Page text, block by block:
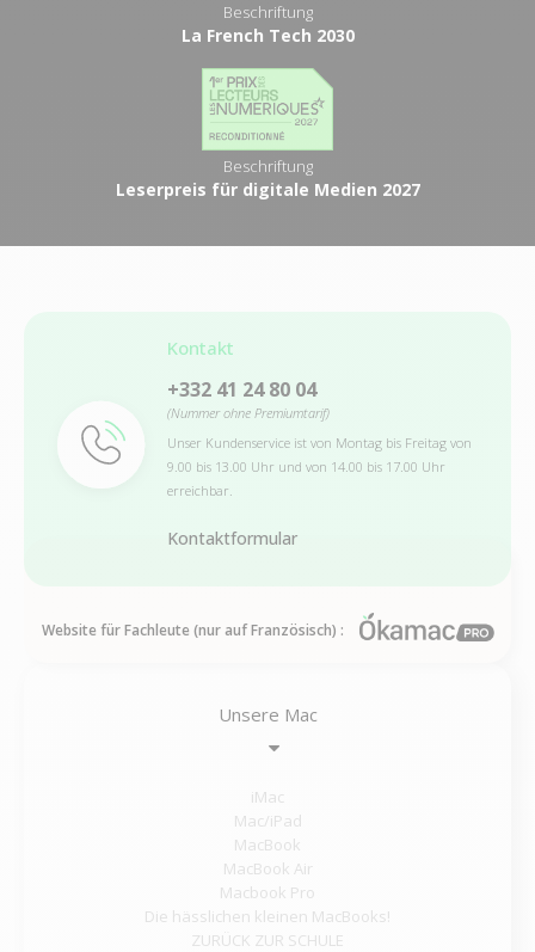
Beschriftung
La French Tech 2030
Beschriftung
Leserpreis für digitale Medien 2027
Kontakt
+332 41 24 80 04
(Nummer ohne Premiumtarif)
Unser Kundenservice ist von Montag bis Freitag von
9.00 bis 13.00 Uhr und von 14.00 bis 17.00 Uhr
erreichbar.
Kontaktformular
Website für Fachleute (nur auf Französisch) :
Unsere Mac
iMac
Mac/iPad
MacBook
MacBook Air
Macbook Pro
Die hässlichen kleinen MacBooks!
ZURÜCK ZUR SCHULE